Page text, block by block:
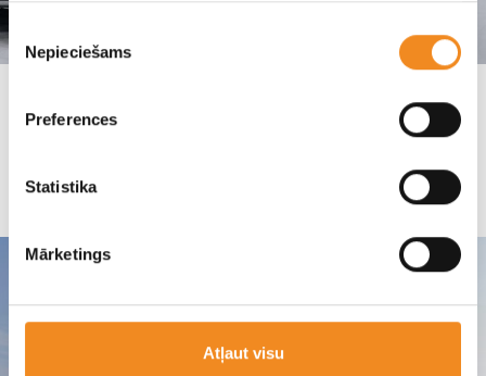
Piekrišanas
izvēle
Nepieciešams
Preferences
Statistika
Mārketings
Atļaut visu